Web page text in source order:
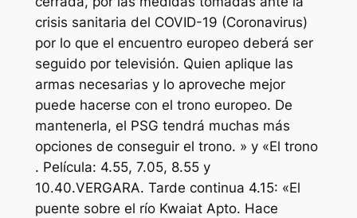
crisis sanitaria del COVID-19 (Coronavirus)
por lo que el encuentro europeo deberá ser
seguido por televisión. Quien aplique las
armas necesarias y lo aproveche mejor
puede hacerse con el trono europeo. De
mantenerla, el PSG tendrá muchas más
opciones de conseguir el trono. » y «El trono
. Película: 4.55, 7.05, 8.55 y
10.40.VERGARA. Tarde continua 4.15: «El
puente sobre el río Kwaiat Apto. Hace